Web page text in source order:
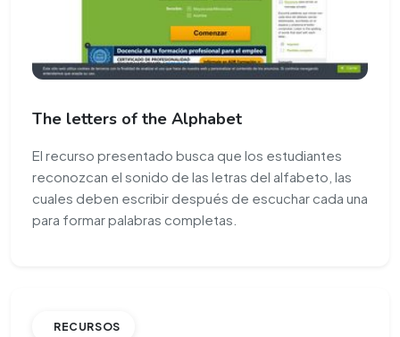
The letters of the Alphabet
El recurso presentado busca que los estudiantes
reconozcan el sonido de las letras del alfabeto, las
cuales deben escribir después de escuchar cada una
para formar palabras completas.
RECURSOS